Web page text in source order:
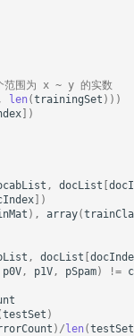
围为 x ~ y 的实数
, len(trainingSet )))
])
, docList [
])
), array(
, docList [
p0V , p1V , pSpam) !=
testSet )
) /len(testSet